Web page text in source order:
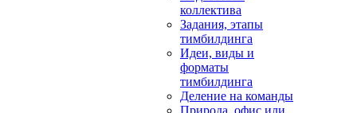
коллектива
Задания, этапы
тимбилдинга
Идеи, виды и
форматы
тимбилдинга
Деление на команды
Природа, офис или